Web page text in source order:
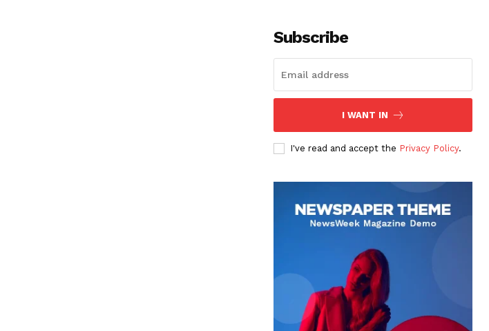
Subscribe
I WANT IN
I've read and accept the Privacy Policy.